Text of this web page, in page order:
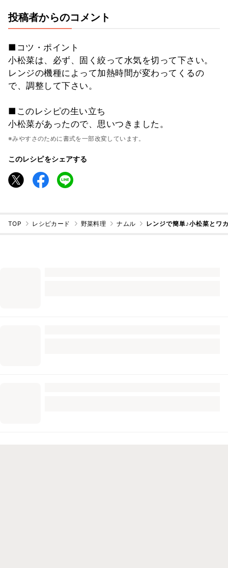
投稿者からのコメント
■コツ・ポイント
小松菜は、必ず、固く絞って水気を切って下さい。
レンジの機種によって加熱時間が変わってくるの
で、調整して下さい。
■このレシピの生い立ち
小松菜があったので、思いつきました。
※みやすさのために書式を一部改変しています。
このレシピをシェアする
TOP レシピカード 野菜料理 ナムル レンジで簡単♪小松菜とワ